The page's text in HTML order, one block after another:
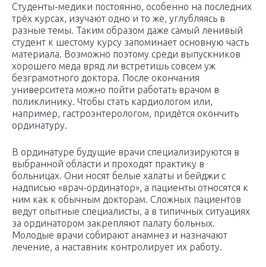
Студенты-медики постоянно, особенно на последних
трёх курсах, изучают одно и то же, углубляясь в
разные темы. Таким образом даже самый ленивый
студент к шестому курсу запоминает основную часть
материала. Возможно поэтому среди выпускников
хорошего меда вряд ли встретишь совсем уж
безграмотного доктора. После окончания
университета можно пойти работать врачом в
поликлинику. Чтобы стать кардиологом или,
например, гастроэнтерологом, придётся окончить
ординатуру.
В ординатуре будущие врачи специализируются в
выбранной области и проходят практику в
больницах. Они носят белые халаты и бейджи с
надписью «врач-ординатор», а пациенты относятся к
ним как к обычным докторам. Сложных пациентов
ведут опытные специалисты, а в типичных ситуациях
за ординатором закрепляют палату больных.
Молодые врачи собирают анамнез и назначают
лечение, а наставник контролирует их работу.